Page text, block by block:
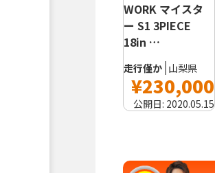
WORK マイスタ
ー S1 3PIECE
18in …
走行僅か 山梨県
¥230,000
公開日: 2020.05.15